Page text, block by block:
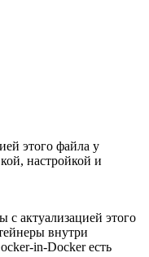
этого файла у
настройкой и
актуализацией этого
внутри
in-Docker есть